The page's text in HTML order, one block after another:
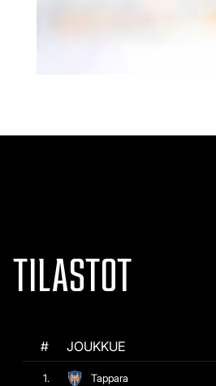
TILASTOT
# JOUKKUE
1. Tappara